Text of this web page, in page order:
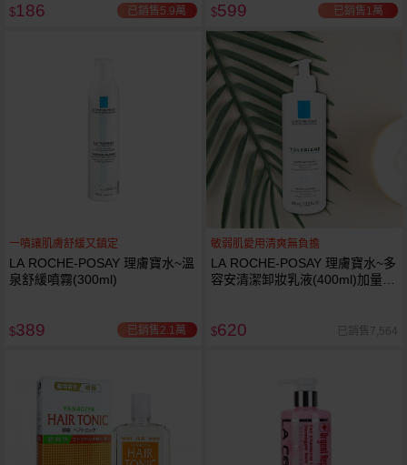
$186 已銷售5.9萬 $599 已銷售1萬
一噴讓肌膚舒緩又鎮定
LA ROCHE-POSAY 理膚寶水~溫
泉舒緩噴霧(300ml)
$389 已銷售2.1萬
敏弱肌愛用清爽無負擔
LA ROCHE-POSAY 理膚寶水~多
容安清潔卸妝乳液(400ml)加量
$620 已銷售7,564